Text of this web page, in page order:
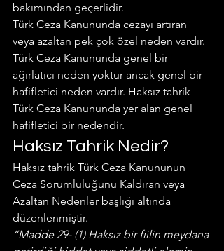
bakımından geçerlidir.
Türk Ceza Kanununda cezayı artıran
veya azaltan pek çok özel neden vardır.
Türk Ceza Kanununda genel bir
ağırlatıcı neden yoktur ancak genel bir
hafifletici neden vardır. Haksız tahrik
Türk Ceza Kanununda yer alan genel
hafifletici bir nedendir.
Haksız Tahrik Nedir?
Haksız tahrik Türk Ceza Kanununun
Ceza Sorumluluğunu Kaldıran veya
Azaltan Nedenler başlığı altında
düzenlenmiştir.
“Madde 29- (1) Haksız bir fiilin meydana